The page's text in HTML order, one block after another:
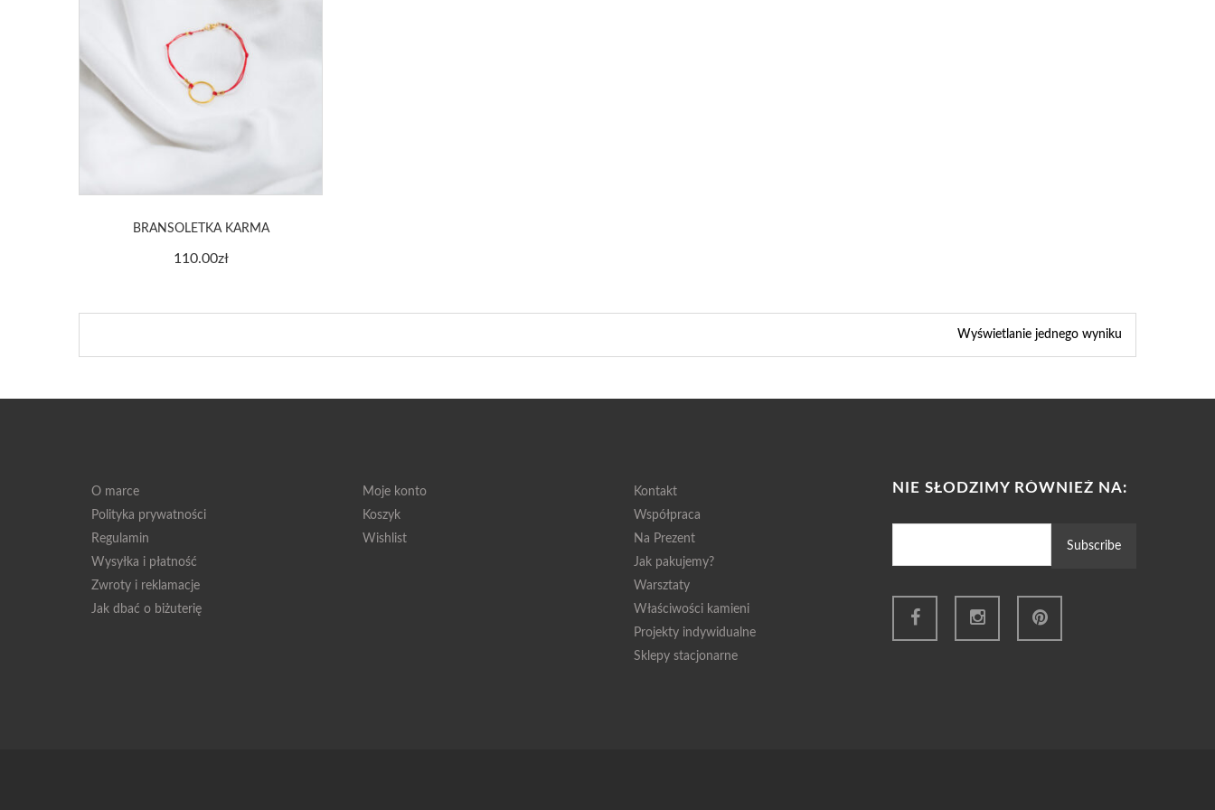
BRANSOLETKA KARMA
110.00zł
Wyświetlanie jednego wyniku
O marce
Polityka prywatności
Regulamin
Wysyłka i płatność
Zwroty i reklamacje
Jak dbać o biżuterię
Moje konto
Koszyk
Wishlist
Kontakt
Współpraca
Na Prezent
Jak pakujemy?
Warsztaty
Właściwości kamieni
Projekty indywidualne
Sklepy stacjonarne
NIE SŁODZIMY RÓWNIEŻ NA: